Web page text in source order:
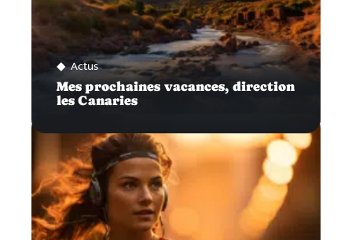
Actus
Mes prochaines vacances, direction
les Canaries